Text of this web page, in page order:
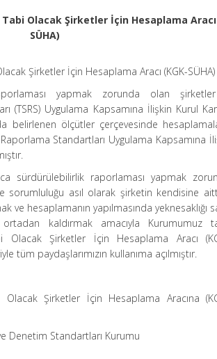
Olacak Şirketler İçin Hesaplama Aracı
SÜHA)
Şirketler İçin Hesaplama Aracı (KGK-SÜHA)
yapmak zorunda olan
(TSRS) Uygulama Kapsamına İlişkin Kurul
belirlenen ölçütler çerçevesinde
Standartları Uygulama Kapsamına
sürdürülebilirlik raporlaması yapmak
sorumluluğu asıl olarak şirketin kendisine
hesaplamanın yapılmasında yeknesaklığı
kaldırmak amacıyla Kurumumuz
Olacak Şirketler İçin Hesaplama Aracı
tüm paydaşlarımızın kullanıma açılmıştır.
Şirketler İçin Hesaplama Aracına
Denetim Standartları Kurumu